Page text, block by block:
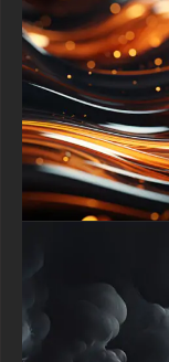
On mobile
version ensures
perfectly framed
Pixel, or any other
touch of elegant
screen.
Pour une
fond d'écran sur
TV ou Apple TV
moderne, tandis
environnement
dynamique. Nous
abstrait gratuit
première étant
détaillée
brillant et chaque
parfaite.
cette belle
expérience